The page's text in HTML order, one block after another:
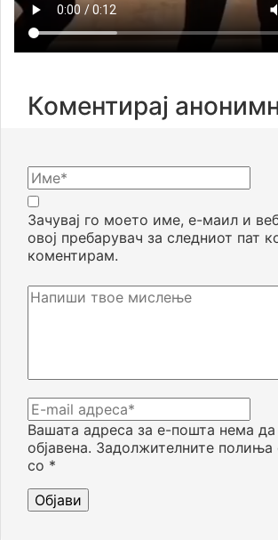
Коментирај
Вашата адреса за е-пошта нема
објавена. Задолжителните полиња
со *
Зачувај го моето име, е-маил и
овој пребарувач за следниот пат
коментирам.